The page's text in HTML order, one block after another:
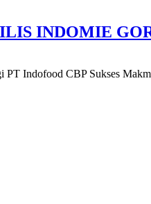
INDOMIE
PT Indofood CBP Sukses